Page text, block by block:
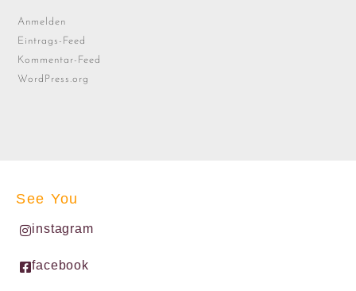
Anmelden
Eintrags-Feed
Kommentar-Feed
WordPress.org
See You
instagram
facebook